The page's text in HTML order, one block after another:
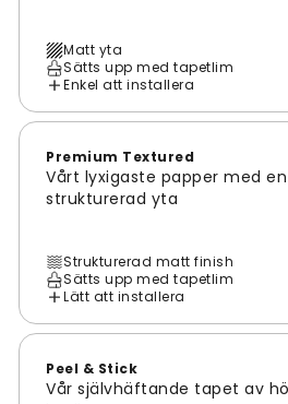
Matt yta
Sätts upp med tapetlim
Enkel att installera
Premium Textured
Vårt lyxigaste papper med
strukturerad yta
Strukturerad matt finish
Sätts upp med tapetlim
Lätt att installera
Peel & Stick
Vår självhäftande tapet av